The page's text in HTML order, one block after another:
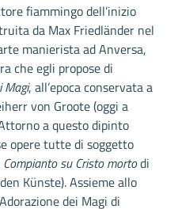
fiammingo dell’inizio
da Max Friedländer nel
manierista ad Anversa,
che egli propose di
Magi, all’epoca conservata a
von Groote (oggi a
a questo dipinto
opere tutte di soggetto
Compianto su Cristo mortodi
Künste). Assieme allo
dei Magi di